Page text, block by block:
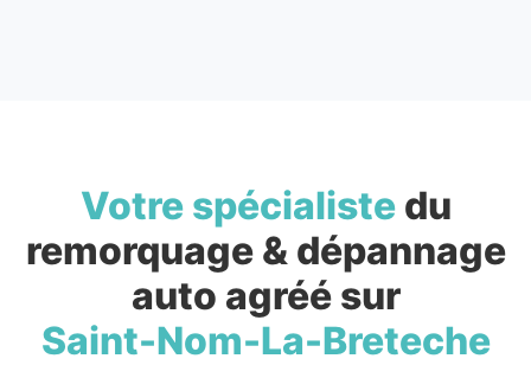
Votre spécialistedu
remorquage & dépannage
auto agréé sur
Saint-Nom-La-Breteche